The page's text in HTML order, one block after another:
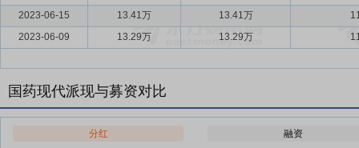
2023-06-15
13.41万 13.41万
2023-06-09
13.29万 13.29万
国药现代派现与募资对比
分红
融资